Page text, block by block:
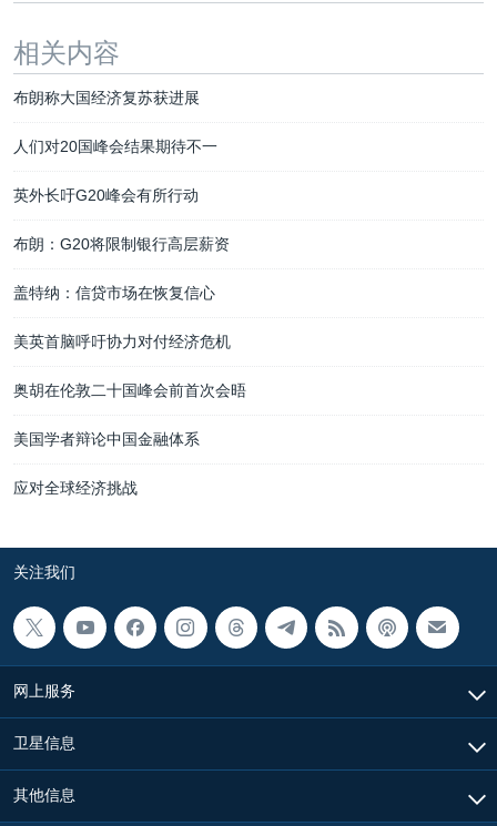
相关内容
布朗称大国经济复苏获进展
人们对20国峰会结果期待不一
英外长吁G20峰会有所行动
布朗：G20将限制银行高层薪资
盖特纳：信贷市场在恢复信心
美英首脑呼吁协力对付经济危机
奥胡在伦敦二十国峰会前首次会晤
美国学者辩论中国金融体系
应对全球经济挑战
关注我们
网上服务
卫星信息
其他信息